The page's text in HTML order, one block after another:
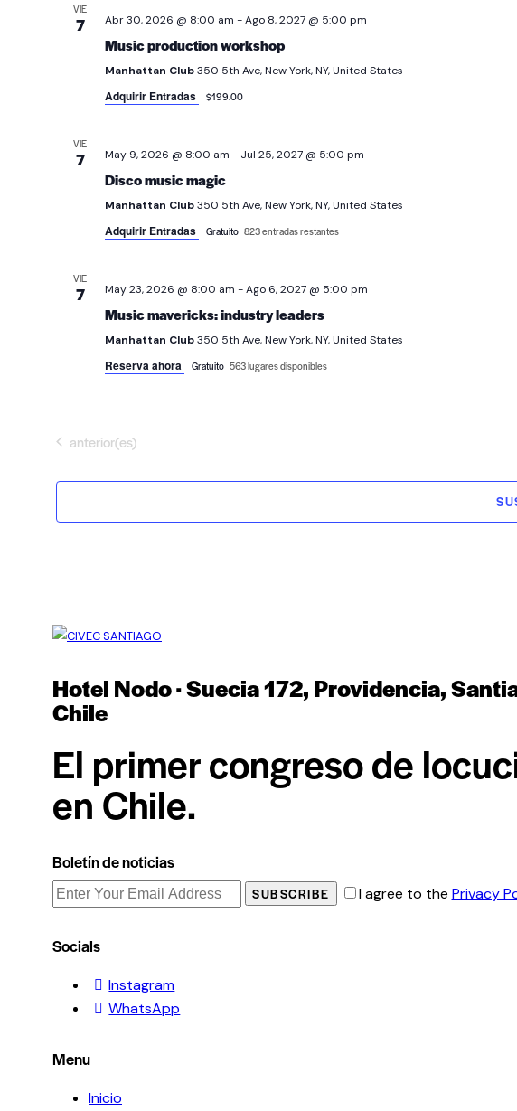
VIE
7 Abr 30, 2026 @ 8:00 am -Ago 8, 2027 @ 5:00 pm
Music production workshop
Manhattan Club350 5th Ave, New York, NY, United States
Adquirir Entradas $199.00
VIE
7 May 9, 2026 @ 8:00 am - Jul 25, 2027 @ 5:00 pm
Disco music magic
Manhattan Club350 5th Ave, New York, NY, United States
Adquirir Entradas Gratuito 823 entradas restantes
VIE
7 May 23, 2026 @ 8:00 am -Ago 6, 2027 @ 5:00 pm
Music mavericks: industry leaders
Manhattan Club350 5th Ave, New York, NY, United States
Reserva ahora Gratuito 563 lugares disponibles
Eventos
anterior(es)
Hotel Nodo · Suecia 172, Providencia,
Chile
El primer congreso de
en Chile.
Boletín de noticias
SUBSCRIBE I agree to the Privacy
Socials
Instagram
WhatsApp
Menu
Inicio